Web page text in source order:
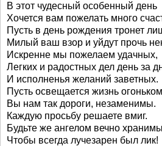
В этот чудесный особенный день
Хочется вам пожелать много
Пусть в день рождения тронет
Милый ваш взор и уйдут прочь
Искренне мы пожелаем удачных,
Легких и радостных дел день за
И исполненья желаний заветных.
Пусть освещается жизнь
Вы нам так дороги, незаменимы.
Каждую просьбу решаете вмиг.
Будьте же ангелом вечно
Чтобы всегда лучезарен был лик!